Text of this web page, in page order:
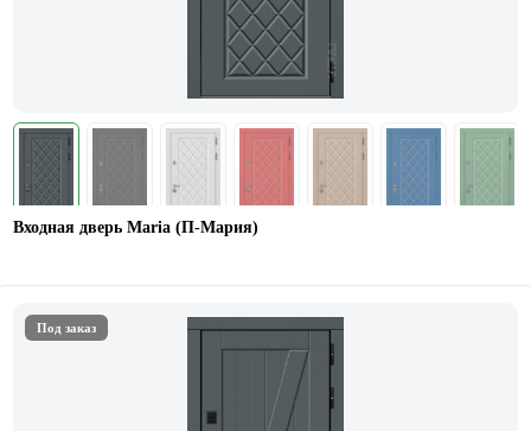
Входная дверь Maria (П-Мария)
Под заказ